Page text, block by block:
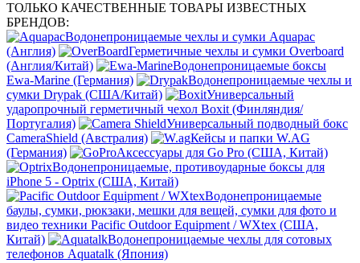
ТОЛЬКО КАЧЕСТВЕННЫЕ ТОВАРЫ ИЗВЕСТНЫХ
БРЕНДОВ:
Водонепроницаемые чехлы и сумки Aquapac
(Англия)
Герметичные чехлы и сумки Overboard
(Англия/Китай)
Водонепроницаемые боксы
Ewa-Marine (Германия)
Водонепроницаемые чехлы и
сумки Drypak (США/Китай)
Универсальный
ударопрочный герметичный чехол Boxit (Финляндия/
Португалия)
Универсальный подводный бокс
CameraShield (Австралия)
Кейсы и папки W.AG
(Германия)
Аксессуары для Go Pro (США, Китай)
Водонепроницаемые, противоударные боксы для
iPhone 5 - Optrix (США, Китай)
Водонепроницаемые
баулы, сумки, рюкзаки, мешки для вещей, сумки для фото и
видео техники Pacific Outdoor Equipment / WXtex (США,
Китай)
Водонепроницаемые чехлы для сотовых
телефонов Aquatalk (Япония)